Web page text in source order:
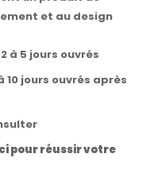
et au design
à 5 jours ouvrés
jours ouvrés après
pour réussir votre